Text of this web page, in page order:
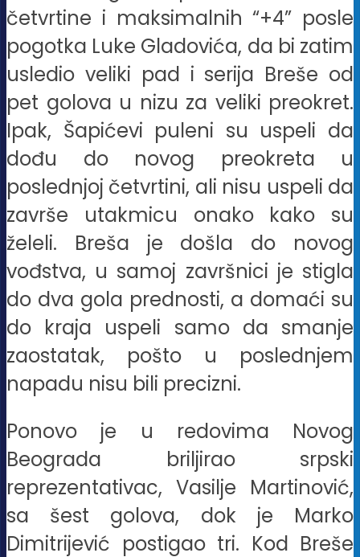
četvrtine i maksimalnih “+4” posle
pogotka Luke Gladovića, da bi zatim
usledio veliki pad i serija Breše od
pet golova u nizu za veliki preokret.
Ipak, Šapićevi puleni su uspeli da
dođu do novog preokreta u
poslednjoj četvrtini, ali nisu uspeli da
završe utakmicu onako kako su
želeli. Breša je došla do novog
vođstva, u samoj završnici je stigla
do dva gola prednosti, a domaći su
do kraja uspeli samo da smanje
zaostatak, pošto u poslednjem
napadu nisu bili precizni.
Ponovo je u redovima Novog
Beograda briljirao srpski
reprezentativac, Vasilje Martinović,
sa šest golova, dok je Marko
Dimitrijević postigao tri. Kod Breše